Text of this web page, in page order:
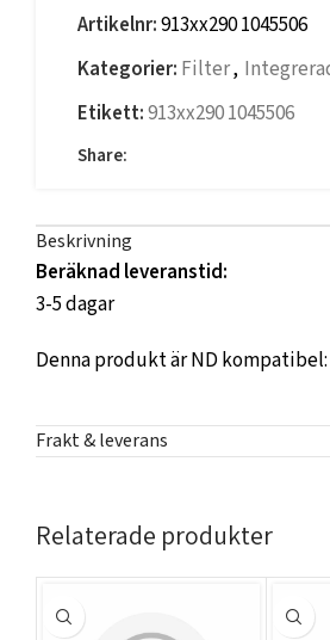
Artikelnr:913xx290 1045506
Kategorier: Filter,
Etikett:913xx290 1045506
Share:
Beskrivning
Beräknad leveranstid:
3-5 dagar
Denna produkt är ND kompatibel:
Frakt & leverans
Relaterade produkter